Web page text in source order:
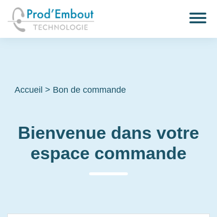
Accueil > Bon de commande
Bienvenue dans votre
espace commande